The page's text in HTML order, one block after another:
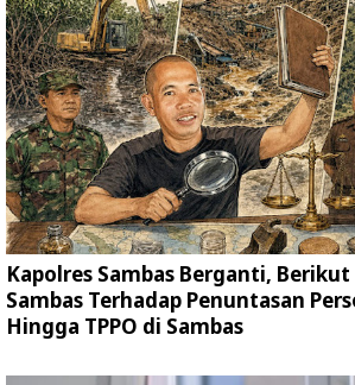
Kapolres Sambas Berganti,
Sambas Terhadap Penuntasan
Hingga TPPO di Sambas